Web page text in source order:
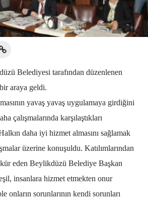
Belediyesi tarafından düzenlenen
bir araya geldi.
yavaş yavaş uygulamaya girdiğini
çalışmalarında karşılaştıkları
daha iyi hizmet almasını sağlamak
üzerine konuşuldu. Katılımlarından
eden Beylikdüzü Belediye Başkan
insanlara hizmet etmekten onur
onların sorunlarının kendi sorunları